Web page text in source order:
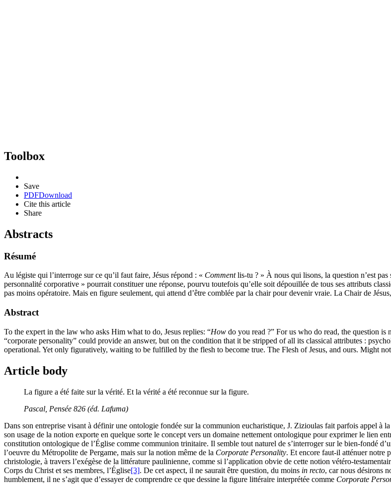
Toolbox
Save
PDFDownload
Cite this article
Share
Abstracts
Résumé
Au légiste qui l’interroge sur ce qu’il faut faire, Jésus répond : « Commentlis-tu ? » À nous qui lisons, la question n’est
personnalité corporative » pourrait constituer une réponse, pourvu toutefois qu’elle soit dépouillée de tous ses attributs
pas moins opératoire. Mais en figure seulement, qui attend d’être comblée par la chair pour devenir vraie. La Chair de
Abstract
To the expert in the law who asks Him what to do, Jesus replies: “How do you read ?” For us who do read, the question
“corporate personality” could provide an answer, but on the condition that it be stripped of all its classical attributes :
operational. Yet only figuratively, waiting to be fulfilled by the flesh to become true. The Flesh of Jesus, and ours. Might
Article body
La figure a été faite sur la vérité. Et la vérité a été reconnue sur la figure.
Pascal , Pensée 826 (éd. Lafuma)
Dans son entreprise visant à définir une ontologie fondée sur la communion eucharistique, J. Zizioulas fait parfois appel à
son usage de la notion exporte en quelque sorte le concept vers un domaine nettement ontologique pour exprimer le lien
constitution ontologique de l’Église comme communion trinitaire. Il semble tout naturel de s’interroger sur le bien-fondé
l’oeuvre du Métropolite de Pergame, mais sur la notion même de la Corporate Personality. Et encore faut-il atténuer notre
christologie, à travers l’exégèse de la littérature paulinienne, comme si l’application obvie de cette notion vétéro-
Corps du Christ et ses membres, l’Église[3]. De cet aspect, il ne saurait être question, du moins in recto, car nous désirons
humblement, il ne s’agit que d’essayer de comprendre ce que dessine la figure littéraire interprétée comme Corporate